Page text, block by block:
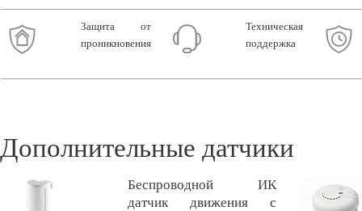
Защита от
проникновения
Техническая
поддержка
Дополнительные датчики
Беспроводной ИК
датчик движения с